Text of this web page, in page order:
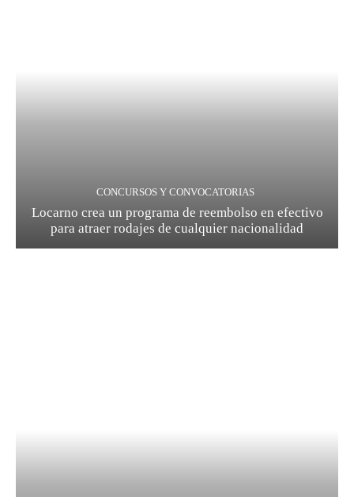
CONCURSOS Y CONVOCATORIAS
Locarno crea un programa de reembolso en efectivo
para atraer rodajes de cualquier nacionalidad